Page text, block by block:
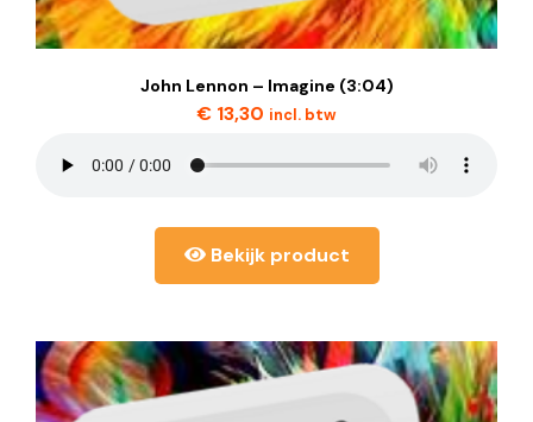
John Lennon – Imagine (3:04)
€ 13,30 incl. btw
Bekijk product